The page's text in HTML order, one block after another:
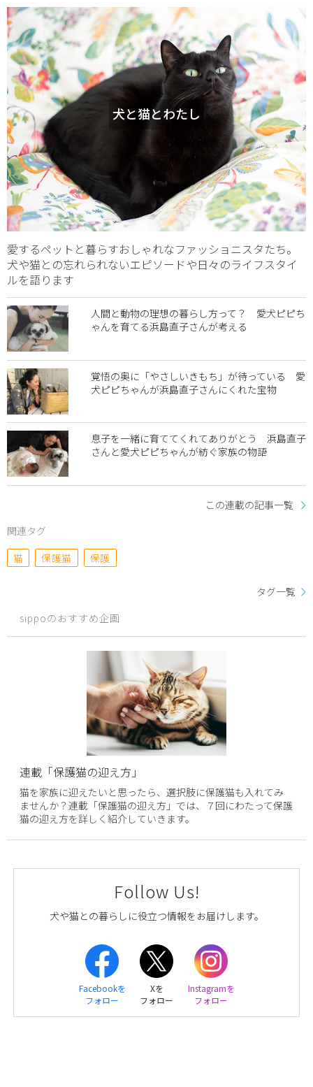
犬と猫とわたし
愛するペットと暮らすおしゃれなファッショニスタたち。
犬や猫との忘れられないエピソードや日々のライフスタイ
ルを語ります
人間と動物の理想の暮らし方って？ 愛犬ピピち
ゃんを育てる浜島直子さんが考える
覚悟の奥に「やさしいきもち」が待っている 愛
犬ピピちゃんが浜島直子さんにくれた宝物
息子を一緒に育ててくれてありがとう 浜島直子
さんと愛犬ピピちゃんが紡ぐ家族の物語
この連載の記事一覧
関連タグ
猫
保護猫 保護
タグ一覧
sippoのおすすめ企画
連載「保護猫の迎え方」
猫を家族に迎えたいと思ったら、選択肢に保護猫も入れてみ
ませんか？連載「保護猫の迎え方」では、７回にわたって保護
猫の迎え方を詳しく紹介していきます。
Follow Us!
犬や猫との暮らしに役立つ情報をお届けします。
Facebookを
フォロー
Xを
フォロー
Instagramを
フォロー